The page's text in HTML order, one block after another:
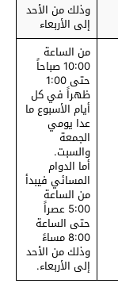
وذلك من الأحد
إلى الأربعاء
من الساعة
10:00 صباحاً
حتى 1:00
ظهراً في كل
أيام الأسبوع ما
عدا يومي
الجمعة
والسبت.
أما الدوام
المسائي فيبدأ
من الساعة
5:00 عصراً
حتى الساعة
8:00 مساءً
وذلك من الأحد
إلى الأربعاء.